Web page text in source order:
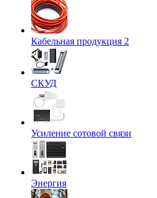
Кабельная продукция 2
СКУД
Усиление сотовой связи
Энергия